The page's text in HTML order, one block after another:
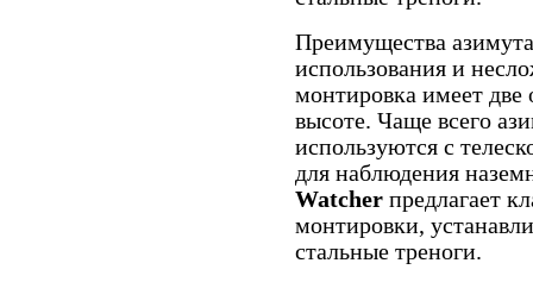
Преимущества
использования и
монтировка имеет
высоте. Чаще всего
используются с
для наблюдения
Watcher предлагает
монтировки,
стальные треноги.